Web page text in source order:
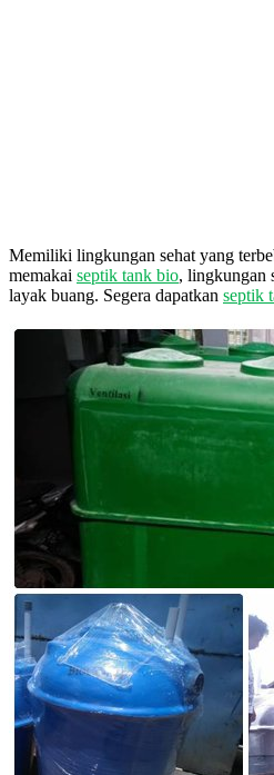
Memiliki lingkungan sehat yang
memakai septik tank bio, lingkungan
layak buang. Segera dapatkan septik